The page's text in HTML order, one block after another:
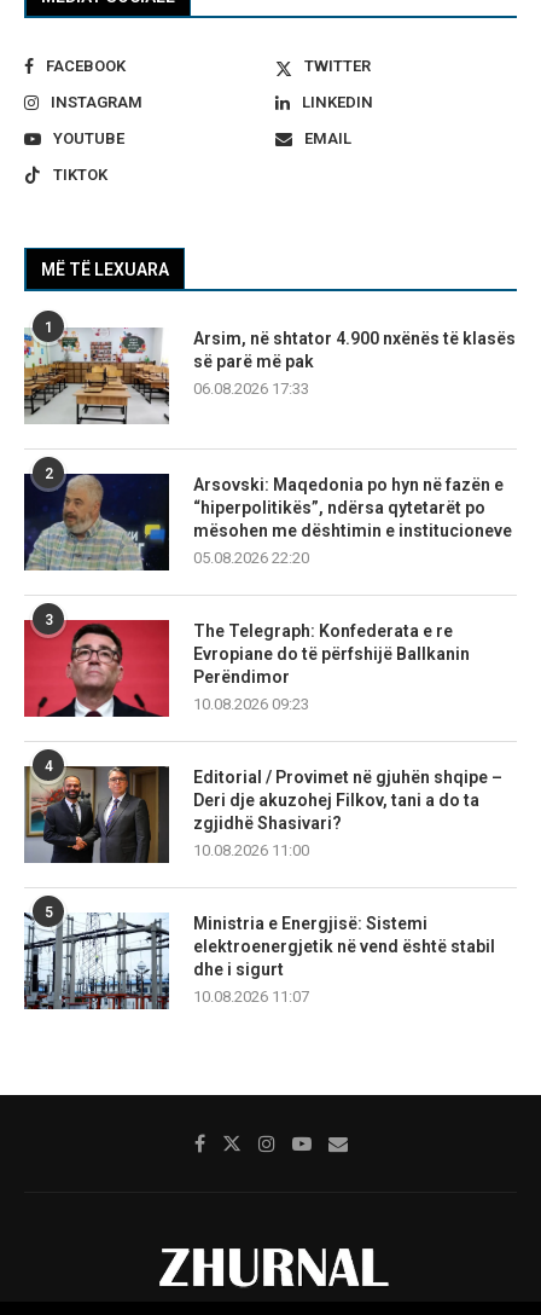
FACEBOOK
TWITTER
INSTAGRAM
LINKEDIN
YOUTUBE
EMAIL
TIKTOK
MË TË LEXUARA
1
Arsim, në shtator 4.900 nxënës të klasës
së parë më pak
06.08.2026 17:33
2
Arsovski: Maqedonia po hyn në fazën e
“hiperpolitikës”, ndërsa qytetarët po
mësohen me dështimin e institucioneve
05.08.2026 22:20
3
The Telegraph: Konfederata e re
Evropiane do të përfshijë Ballkanin
Perëndimor
10.08.2026 09:23
4
Editorial / Provimet në gjuhën shqipe –
Deri dje akuzohej Filkov, tani a do ta
zgjidhë Shasivari?
10.08.2026 11:00
5
Ministria e Energjisë: Sistemi
elektroenergjetik në vend është stabil
dhe i sigurt
10.08.2026 11:07